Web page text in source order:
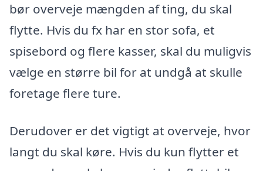
bør overveje mængden af ting, du skal
flytte. Hvis du fx har en stor sofa, et
spisebord og flere kasser, skal du muligvis
vælge en større bil for at undgå at skulle
foretage flere ture.
Derudover er det vigtigt at overveje, hvor
langt du skal køre. Hvis du kun flytter et